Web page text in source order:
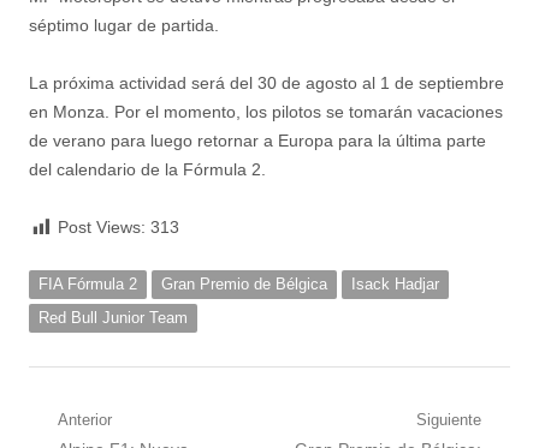
séptimo lugar de partida.
La próxima actividad será del 30 de agosto al 1 de septiembre
en Monza. Por el momento, los pilotos se tomarán vacaciones
de verano para luego retornar a Europa para la última parte
del calendario de la Fórmula 2.
Post Views: 313
FIA Fórmula 2 Gran Premio de Bélgica
Isack Hadjar
Red Bull Junior Team
Navegación
Anterior
Siguiente